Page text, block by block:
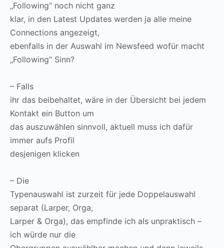
„Following“ noch nicht ganz
klar, in den Latest Updates werden ja alle meine
Connections angezeigt,
ebenfalls in der Auswahl im Newsfeed wofür macht
„Following“ Sinn?
– Falls
ihr das beibehaltet, wäre in der Übersicht bei jedem
Kontakt ein Button um
das auszuwählen sinnvoll, aktuell muss ich dafür
immer aufs Profil
desjenigen klicken
– Die
Typenauswahl ist zurzeit für jede Doppelauswahl
separat (Larper, Orga,
Larper & Orga), das empfinde ich als unpraktisch –
ich würde nur die